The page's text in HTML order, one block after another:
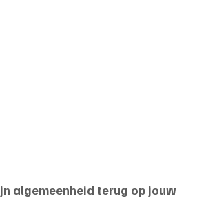
algemeenheid terug op jouw